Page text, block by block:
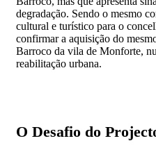
degradação. Sendo o mesmo
cultural e turístico para o
confirmar a aquisição do
Barroco da vila de Monforte,
reabilitação urbana.
O Desafio do